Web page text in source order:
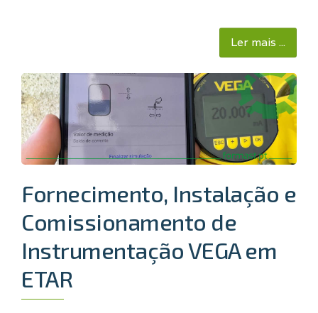
Ler mais ...
Fornecimento, Instalação e
Comissionamento de
Instrumentação VEGA em
ETAR